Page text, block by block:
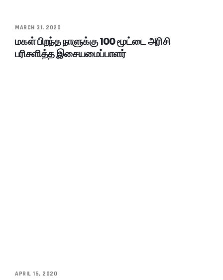
MARCH 31, 2020
மகள் பிறந்த நாளுக்கு 100 மூட்டை அரிசி
பரிசளித்த இசையமைப்பாளர்
APRIL 15, 2020